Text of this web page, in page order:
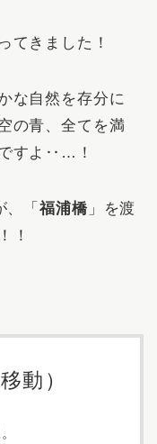
てきました！
な自然を存分に
の青、全てを満
すよ‥…！
、「福浦橋」を渡
！
動）